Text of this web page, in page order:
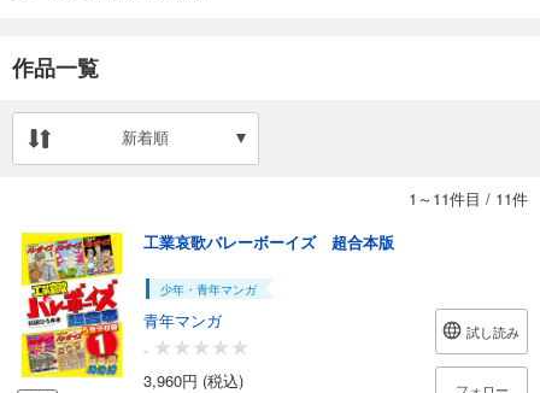
作品一覧
新着順
1～11件目 / 11件
工業哀歌バレーボーイズ 超合本版
少年・青年マンガ
青年マンガ
-
3,960円 (税込)
試し読み